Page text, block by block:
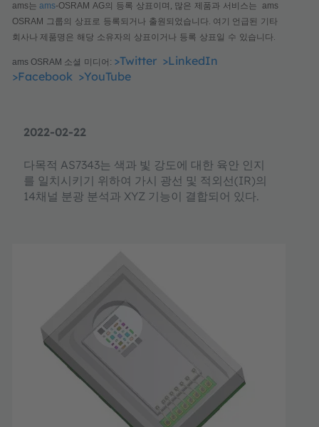
2022-02-22
다목적 AS7343는 색과 빛 강도에 대한 육안 인지
를 일치시키기 위하여 가시 광선 및 적외선(IR)의
14채널 분광 분석과 XYZ 기능이 결합되어 있다.
ams는 ams-OSRAM AG의 등록 상표이며, 많은 제품과 서비스는 ams
OSRAM 그룹의 상표로 등록되거나 출원되었습니다. 여기 언급된 기타
회사나 제품명은 해당 소유자의 상표이거나 등록 상표일 수 있습니다.
ams OSRAM 소셜 미디어 : >Twitter >LinkedIn
>Facebook >YouTube